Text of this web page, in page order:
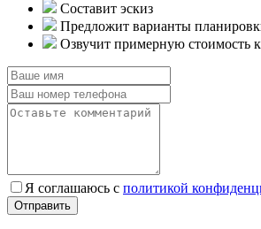
Составит эскиз
Предложит варианты
Озвучит примерную стоимость
Я соглашаюсь с политикой